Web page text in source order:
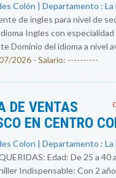
Colón | Departamento : La
de ingles para nivel de
Ingles con
Dominio del idioma a nivel
2026 - Salario: ----------
DE VENTAS
EN CENTRO
Colon | Departamento : La
Edad: De 25 a 40
Indispensable: Con 2